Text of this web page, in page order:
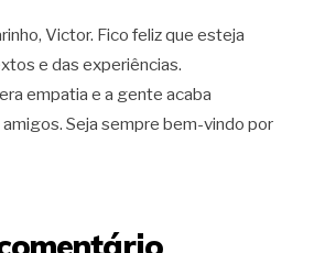
Victor. Fico feliz que esteja
e das experiências.
empatia e a gente acaba
Seja sempre bem-vindo por